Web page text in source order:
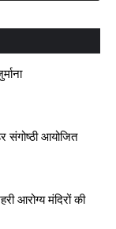
संगोष्ठी आयोजित
आरोग्य मंदिरों की